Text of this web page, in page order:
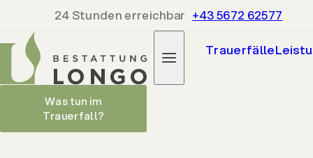
24 Stunden erreichbar +43 5672 62577
Trauerfälle
Was tun im
Trauerfall?